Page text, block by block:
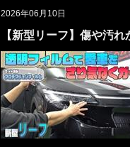
2026年06月10日
【新型リーフ】傷や汚